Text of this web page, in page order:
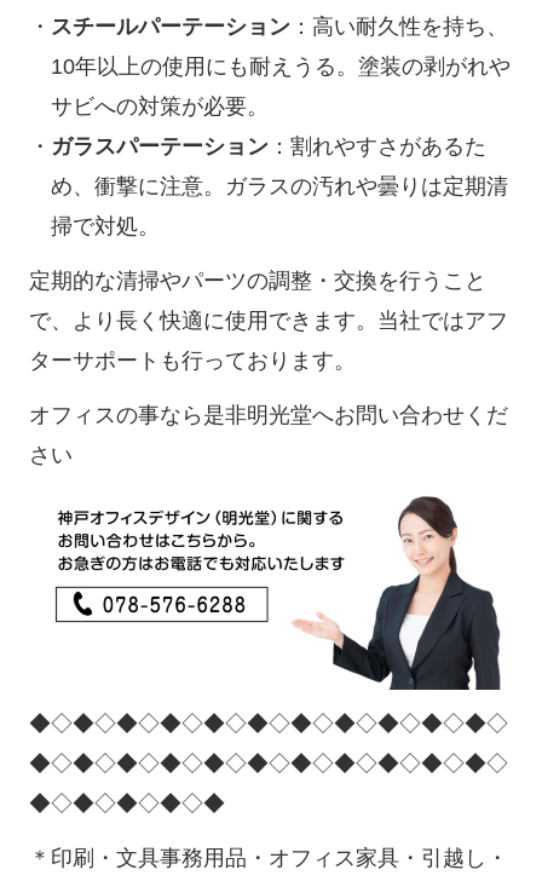
スチールパーテーション：高い耐久性を持ち、
10年以上の使用にも耐えうる。塗装の剥がれや
サビへの対策が必要。
ガラスパーテーション：割れやすさがあるた
め、衝撃に注意。ガラスの汚れや曇りは定期清
掃で対処。
定期的な清掃やパーツの調整・交換を行うこと
で、より長く快適に使用できます。当社ではアフ
ターサポートも行っております。
オフィスの事なら是非明光堂へお問い合わせくだ
さい
◆◇◆◇◆◇◆◇◆◇◆◇◆◇◆◇◆◇◆◇◆◇
◆◇◆◇◆◇◆◇◆◇◆◇◆◇◆◇◆◇◆◇◆◇
◆◇◆◇◆◇◆◇◆
＊印刷・文具事務用品・オフィス家具・引越し・